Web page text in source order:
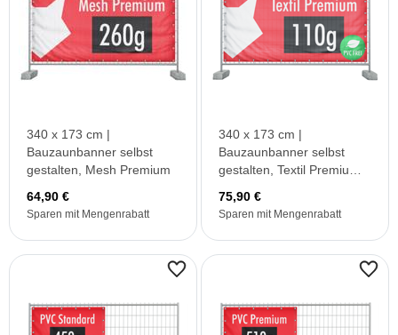
340 x 173 cm |
Bauzaunbanner selbst
gestalten, Mesh Premium
64,90 €
Sparen mit Mengenrabatt
340 x 173 cm |
Bauzaunbanner selbst
gestalten, Textil Premium
75,90 €
Sparen mit Mengenrabatt